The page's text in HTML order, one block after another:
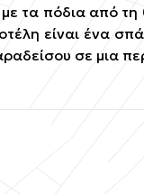
τα πόδια από
είναι ένα
σε μια